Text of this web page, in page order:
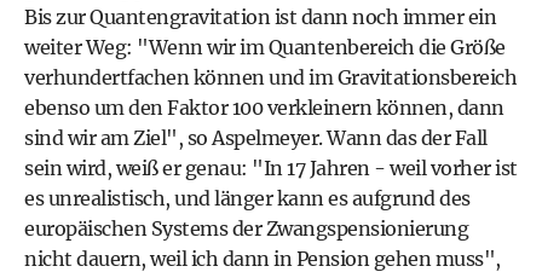
Bis zur Quantengravitation ist dann noch immer ein
weiter Weg: "Wenn wir im Quantenbereich die Größe
verhundertfachen können und im Gravitationsbereich
ebenso um den Faktor 100 verkleinern können, dann
sind wir am Ziel", so Aspelmeyer. Wann das der Fall
sein wird, weiß er genau: "In 17 Jahren - weil vorher ist
es unrealistisch, und länger kann es aufgrund des
europäischen Systems der Zwangspensionierung
nicht dauern, weil ich dann in Pension gehen muss",